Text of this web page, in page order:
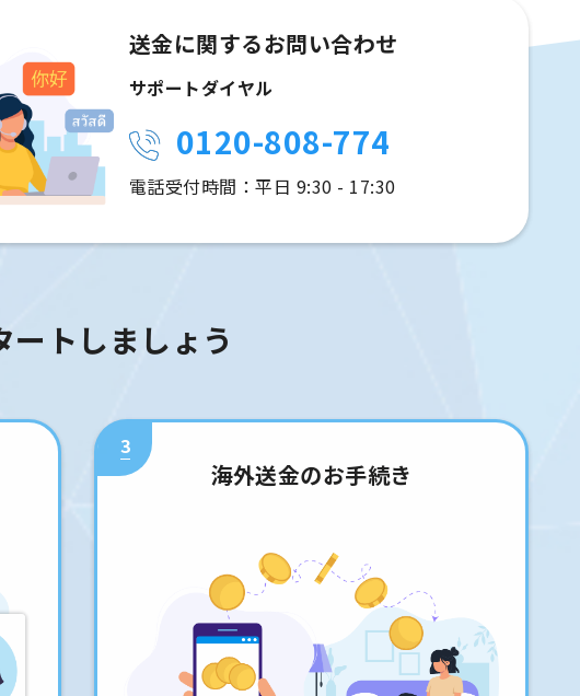
送金に関するお問い合わせ
サポートダイヤル
0120-808-774
電話受付時間：平日 9:30 - 17:30
トしましょう
3
海外送金のお手続き